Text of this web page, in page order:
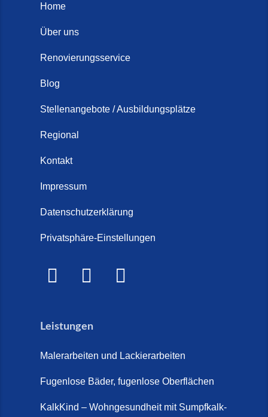
Home
Über uns
Renovierungsservice
Blog
Stellenangebote / Ausbildungsplätze
Regional
Kontakt
Impressum
Datenschutzerklärung
Privatsphäre-Einstellungen
Leistungen
Malerarbeiten und Lackierarbeiten
Fugenlose Bäder, fugenlose Oberflächen
KalkKind – Wohngesundheit mit Sumpfkalk-